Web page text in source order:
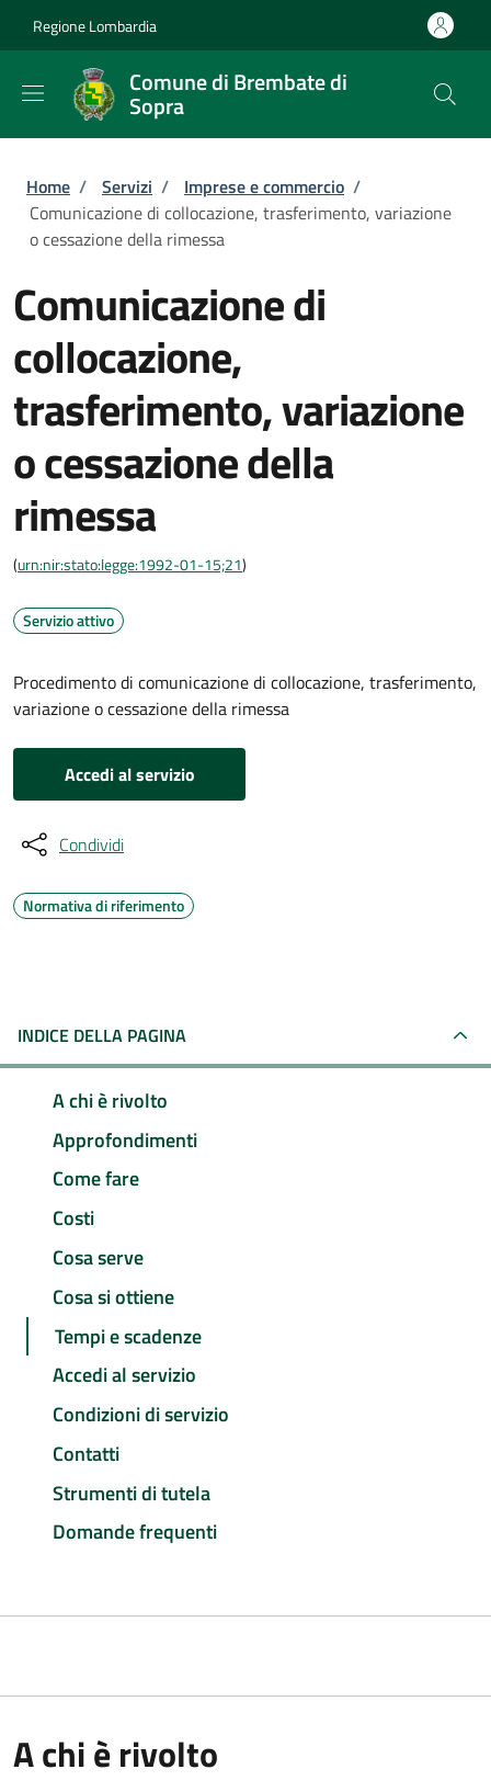
Regione Lombardia
Comune di Brembate di
Sopra
Briciole di pane
Home / Servizi / Imprese e commercio /
Comunicazione di collocazione, trasferimento, variazione
o cessazione della rimessa
Comunicazione di
collocazione,
trasferimento, variazione
o cessazione della
rimessa
(urn:nir:stato:legge:1992-01-15;21)
Servizio attivo
Procedimento di comunicazione di collocazione, trasferimento,
variazione o cessazione della rimessa
Accedi al servizio
Condividi
Normativa di riferimento
INDICE DELLA PAGINA
A chi è rivolto
Approfondimenti
Come fare
Costi
Cosa serve
Cosa si ottiene
Tempi e scadenze
Accedi al servizio
Condizioni di servizio
Contatti
Strumenti di tutela
Domande frequenti
A chi è rivolto